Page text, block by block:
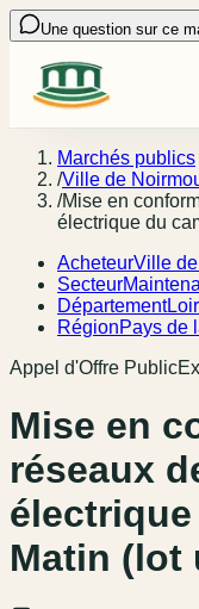
Une question sur ce
Marchés publics
/Ville de
/Mise en
électrique du
AcheteurVille
Secteur
Département
RégionPays de
Appel d'Offre Public
Mise en
réseaux
Matin (lot